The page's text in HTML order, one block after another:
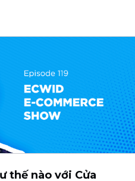
thế nào với Cửa